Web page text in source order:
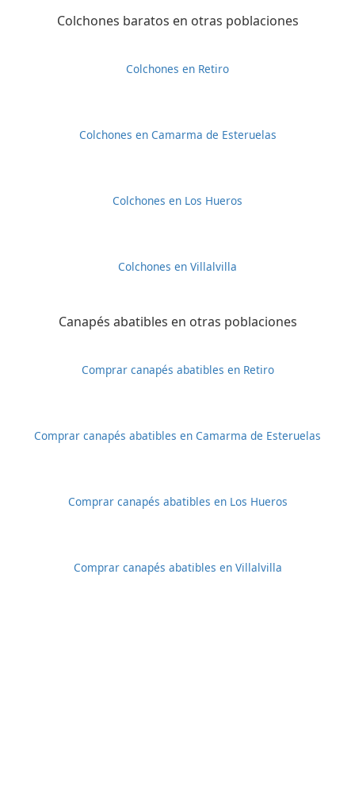
Colchones baratos en otras poblaciones
Colchones en Retiro
Colchones en Camarma de Esteruelas
Colchones en Los Hueros
Colchones en Villalvilla
Canapés abatibles en otras poblaciones
Comprar canapés abatibles en Retiro
Comprar canapés abatibles en Camarma de Esteruelas
Comprar canapés abatibles en Los Hueros
Comprar canapés abatibles en Villalvilla